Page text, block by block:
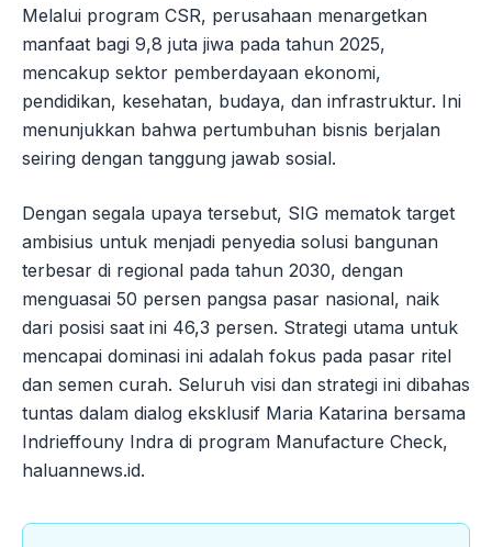
Melalui program CSR, perusahaan menargetkan
manfaat bagi 9,8 juta jiwa pada tahun 2025,
mencakup sektor pemberdayaan ekonomi,
pendidikan, kesehatan, budaya, dan infrastruktur. Ini
menunjukkan bahwa pertumbuhan bisnis berjalan
seiring dengan tanggung jawab sosial.
Dengan segala upaya tersebut, SIG mematok target
ambisius untuk menjadi penyedia solusi bangunan
terbesar di regional pada tahun 2030, dengan
menguasai 50 persen pangsa pasar nasional, naik
dari posisi saat ini 46,3 persen. Strategi utama untuk
mencapai dominasi ini adalah fokus pada pasar ritel
dan semen curah. Seluruh visi dan strategi ini dibahas
tuntas dalam dialog eksklusif Maria Katarina bersama
Indrieffouny Indra di program Manufacture Check,
haluannews.id.